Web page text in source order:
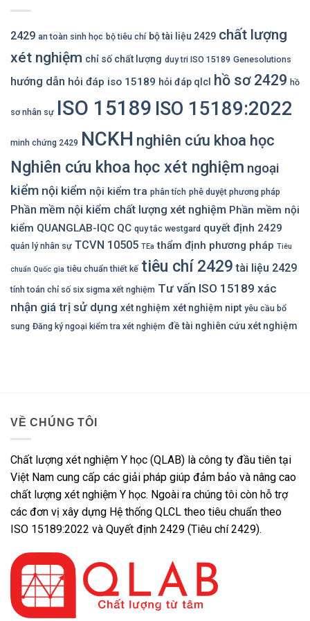
2429 an toàn sinh học bộ tiêu chí bộ tài liệu 2429 chất lượng
xét nghiệm chỉ số chất lượng duy tri ISO 15189 Genesolutions
hướng dẫn hỏi đáp iso 15189 hỏi đáp qlcl hồ sơ 2429 hồ
sơ nhân sự ISO 15189 ISO 15189:2022
minh chứng 2429 NCKH nghiên cứu khoa học
Nghiên cứu khoa học xét nghiệm ngoại
kiểm nội kiểm nội kiểm tra phân tích phê duyệt phương pháp
Phần mềm nội kiểm chất lượng xét nghiệm Phần mềm nội
kiểm QUANGLAB-IQC QC quy tắc westgard quyết định 2429
quản lý nhân sự TCVN 10505 TEa thẩm định phương pháp Tiêu
chuẩn Quốc gia tiêu chuẩn thiết kế tiêu chí 2429 tài liệu 2429
tính toán chỉ số six sigma xết nghiệm Tư vấn ISO 15189 xác
nhận giá trị sử dụng xét nghiệm xét nghiệm nipt yêu cầu bổ
sung Đăng ký ngoại kiểm tra xét nghiệm đề tài nghiên cứu xét nghiệm
VỀ CHÚNG TÔI
Chất lượng xét nghiệm Y học (QLAB) là công ty đầu tiên tại
Việt Nam cung cấp các giải pháp giúp đảm bảo và nâng cao
chất lượng xét nghiệm Y học. Ngoài ra chúng tôi còn hỗ trợ
các đơn vị xây dựng Hệ thống QLCL theo tiêu chuẩn theo
ISO 15189:2022 và Quyết định 2429 (Tiêu chí 2429).